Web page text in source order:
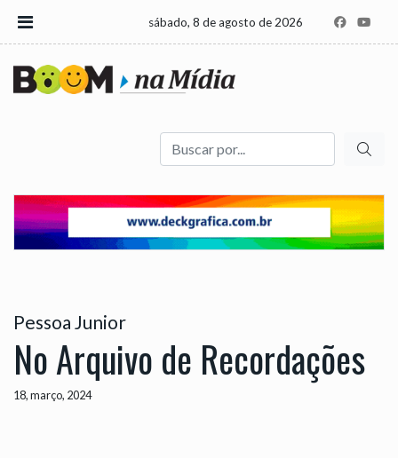
sábado, 8 de agosto de 2026
Buscar
Pessoa Junior
No Arquivo de Recordações
18, março, 2024